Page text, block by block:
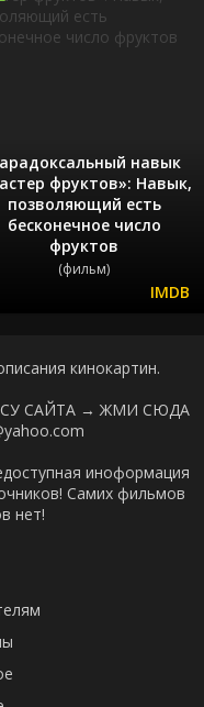
навык
фруктов»: Навык,
позволяющий есть
бесконечное число
фруктов
(фильм)
кинокартин.
САЙТА → ЖМИ СЮДА
иноформация
Самих фильмов
нет!